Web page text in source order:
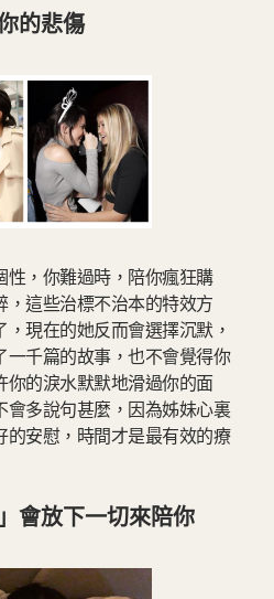
的悲傷
性，你難過時，陪你瘋狂購
，這些治標不治本的特效方
現在的她反而會選擇沉默，
一千篇的故事，也不會覺得你
你的淚水默默地滑過你的面
會多說句甚麼，因為姊妹心裏
的安慰，時間才是最有效的療
會放下一切來陪你